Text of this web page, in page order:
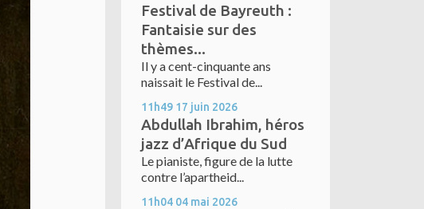
Festival de Bayreuth :
Fantaisie sur des
thèmes...
Il y a cent-cinquante ans
naissait le Festival de...
11h49 17 juin 2026
Abdullah Ibrahim, héros
jazz d’Afrique du Sud
Le pianiste, figure de la lutte
contre l’apartheid...
11h04 04 mai 2026